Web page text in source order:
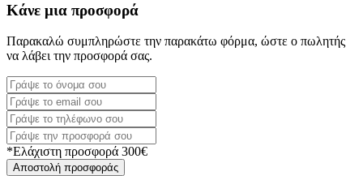
Κάνε μια προσφορά
Παρακαλώ συμπληρώστε την παρακάτω φόρμα, ώστε ο πωλητής
να λάβει την προσφορά σας.
*Ελάχιστη προσφορά 300€
Αποστολή προσφοράς